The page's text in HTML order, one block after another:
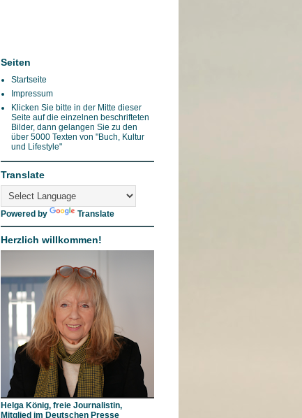
Seiten
Startseite
Impressum
Klicken Sie bitte in der Mitte dieser
Seite auf die einzelnen beschrifteten
Bilder, dann gelangen Sie zu den
über 5000 Texten von "Buch, Kultur
und Lifestyle"
Translate
Powered by Translate
Herzlich willkommen!
Helga König, freie Journalistin,
Mitglied im Deutschen Presse